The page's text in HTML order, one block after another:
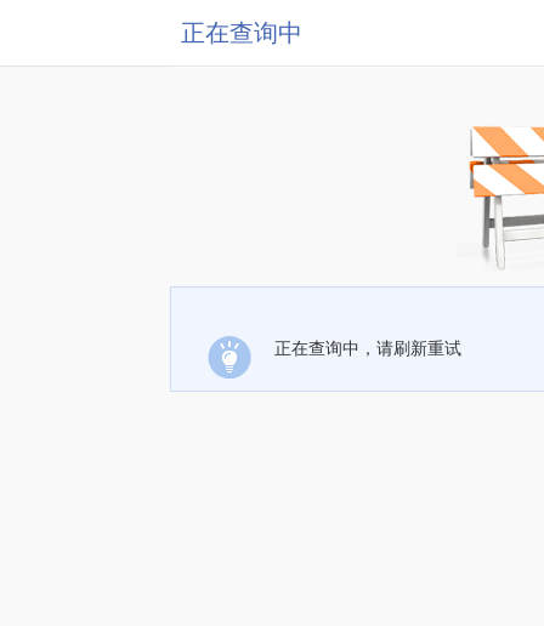
正在查询中
正在查询中，请刷新重试